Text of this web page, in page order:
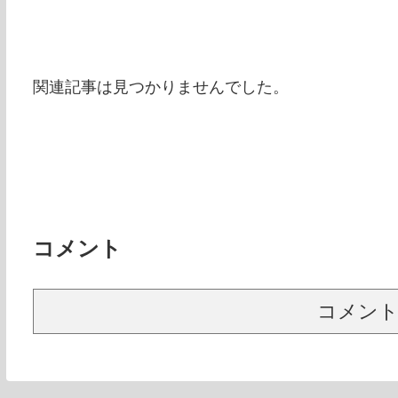
関連記事は見つかりませんでした。
コメント
コメン